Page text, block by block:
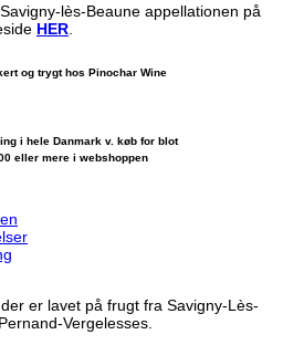
lès-Beaune appellationen på
HER
og trygt hos Pinochar Wine
i hele Danmark v. køb for blot
eller mere i webshoppen
er lavet på frugt fra Savigny-Lès-
Vergelesses.